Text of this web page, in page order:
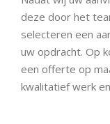
deze door het
selecteren een
uw opdracht. Op
een offerte op
kwalitatief werk